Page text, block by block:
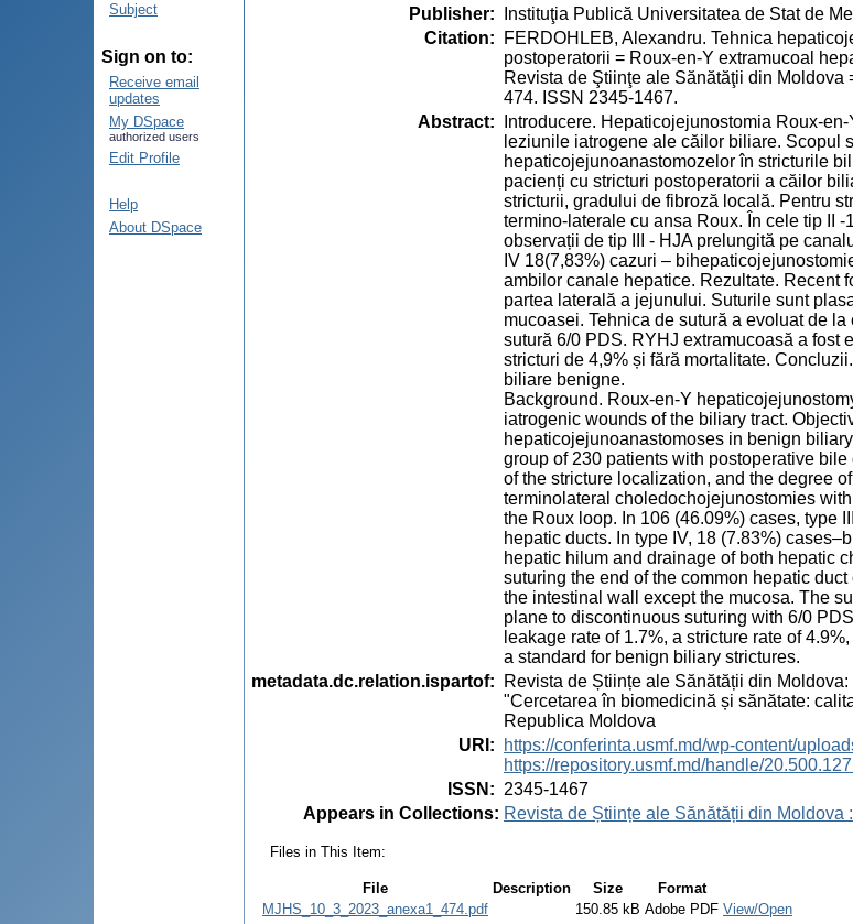
Subject
Sign on to:
Receive email
updates
My DSpace
authorized users
Edit Profile
Help
About DSpace
Publisher:
Instituţia Publică Universitatea de Stat de
Citation:
FERDOHLEB, Alexandru. Tehnica
postoperatorii = Roux-en-Y extramucoal
Revista de Ştiinţe ale Sănătăţii din
474. ISSN 2345-1467.
Abstract:
Introducere. Hepaticojejunostomia Roux-
leziunile iatrogene ale căilor biliare. Scopul
hepaticojejunoanastomozelor în stricturile
pacienți cu stricturi postoperatorii a căilor
stricturii, gradului de fibroză locală. Pentru
termino-laterale cu ansa Roux. În cele tip II
observații de tip III - HJA prelungită pe
IV 18(7,83%) cazuri –
ambilor canale hepatice. Rezultate. Recent
partea laterală a jejunului. Suturile sunt
mucoasei. Tehnica de sutură a evoluat de
sutură 6/0 PDS. RYHJ extramucoasă a fost
stricturi de 4,9% și fără mortalitate.
biliare benigne.
Background. Roux-en-Y
iatrogenic wounds of the biliary tract.
hepaticojejunoanastomoses in benign
group of 230 patients with postoperative
of the stricture localization, and the degree
terminolateral choledochojejunostomies
the Roux loop. In 106 (46.09%) cases, type
hepatic ducts. In type IV, 18 (7.83%)
hepatic hilum and drainage of both hepatic
suturing the end of the common hepatic
the intestinal wall except the mucosa. The
plane to discontinuous suturing with 6/0
leakage rate of 1.7%, a stricture rate of
a standard for benign biliary strictures.
metadata.dc.relation.ispartof:
Revista de Științe ale Sănătății din
"Cercetarea în biomedicină și sănătate:
Republica Moldova
URI :
https://conferinta.usmf.md/wp-content/
https://repository.usmf.md/handle/
ISSN : 2345-1467
Appears in Collections: Revista de Științe ale Sănătății din
Files in This Item:
File Description Size
Format
MJHS_10_3_2023_anexa1_474.pdf
150.85 kB Adobe PDF View/Open